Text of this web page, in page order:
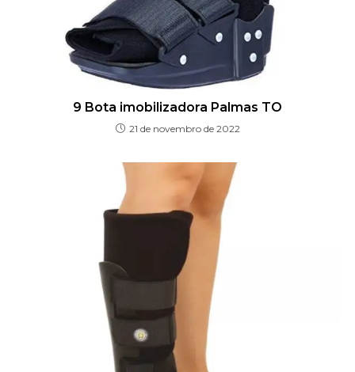
9 Bota imobilizadora Palmas TO
21 de novembro de 2022